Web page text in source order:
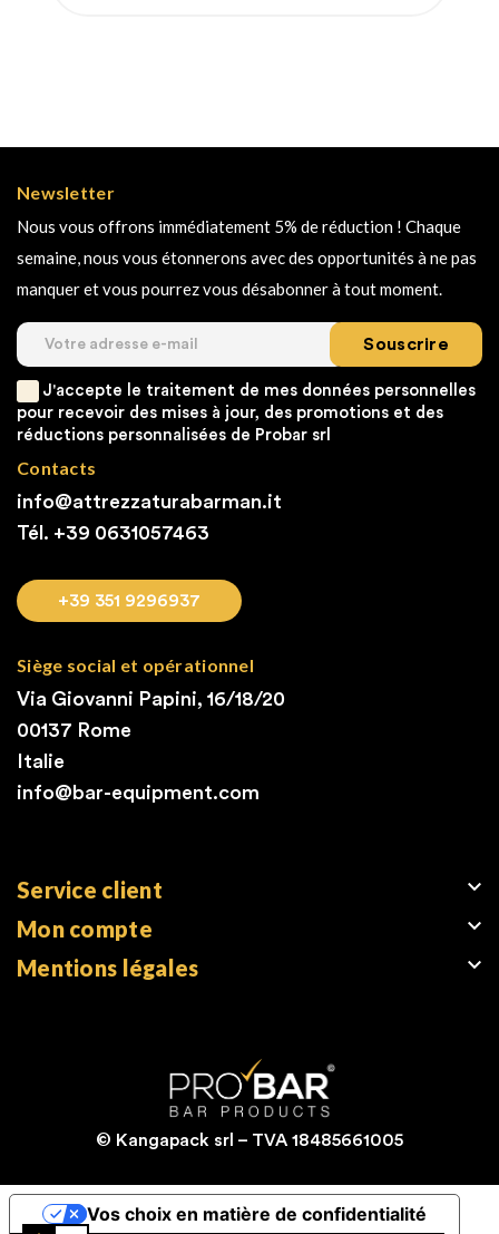
Newsletter
Nous vous offrons immédiatement 5% de réduction ! Chaque
semaine, nous vous étonnerons avec des opportunités à ne pas
manquer et vous pourrez vous désabonner à tout moment.
Souscrire
J'accepte le traitement de mes données personnelles
pour recevoir des mises à jour, des promotions et des
réductions personnalisées de Probar srl
Contacts
info@attrezzaturabarman.it
Tél. +39 0631057463
+39 351 9296937
Siège social et opérationnel
Via Giovanni Papini, 16/18/20
00137 Rome
Italie
info@bar-equipment.com
Service client

Mon compte

Mentions légales

© Kangapack srl – TVA 18485661005
Vos choix en matière de confidentialité